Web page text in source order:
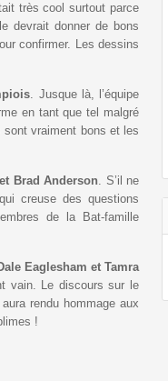
très cool surtout parce
devrait donner de bons
confirmer. Les dessins
. Jusque là, l’équipe
en tant que tel malgré
sont vraiment bons et les
Brad Anderson. S’il ne
creuse des questions
de la Bat-famille
Eaglesham et Tamra
vain. Le discours sur le
rendu hommage aux
!